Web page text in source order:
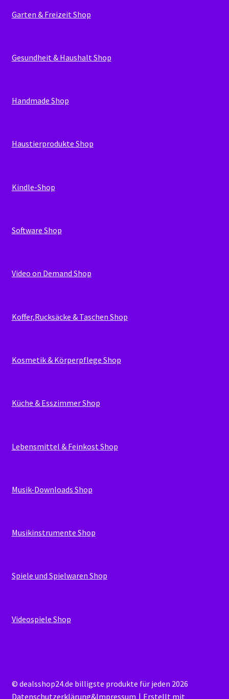
Garten & Freizeit Shop
Gesundheit & Haushalt Shop
Handmade Shop
Haustierprodukte Shop
Kindle-Shop
Software Shop
Video on Demand Shop
Koffer,Rucksäcke & Taschen Shop
Kosmetik & Körperpflege Shop
Küche & Esszimmer Shop
Lebensmittel & Feinkost Shop
Musik-Downloads Shop
Musikinstrumente Shop
Spiele und Spielwaren Shop
Videospiele Shop
© dealsshop24.de billigste produkte für jeden 2026
Datenschutzerklärung&Impressum
Erstellt mit